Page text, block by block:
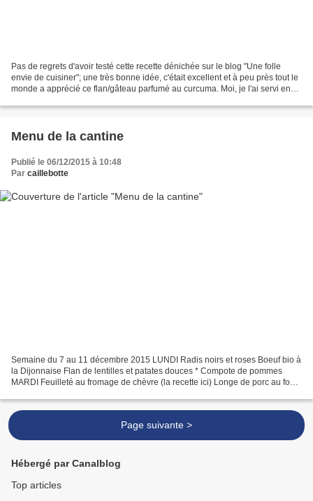
Pas de regrets d'avoir testé cette recette dénichée sur le blog "Une folle
envie de cuisiner"; une très bonne idée, c'était excellent et à peu près tout le
monde a apprécié ce flan/gâteau parfumé au curcuma. Moi, je l'ai servi en
Menu de la cantine
Publié le 06/12/2015 à 10:48
Par caillebotte
Semaine du 7 au 11 décembre 2015 LUNDI Radis noirs et roses Boeuf bio à
la Dijonnaise Flan de lentilles et patates douces * Compote de pommes
MARDI Feuilleté au fromage de chèvre (la recette ici) Longe de porc au four
Page suivante >
Hébergé par Canalblog
Top articles